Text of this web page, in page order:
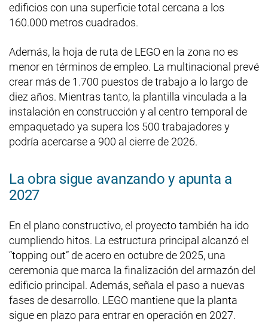
edificios con una superficie total cercana a los
160.000 metros cuadrados.
Además, la hoja de ruta de LEGO en la zona no es
menor en términos de empleo. La multinacional prevé
crear más de 1.700 puestos de trabajo a lo largo de
diez años. Mientras tanto, la plantilla vinculada a la
instalación en construcción y al centro temporal de
empaquetado ya supera los 500 trabajadores y
podría acercarse a 900 al cierre de 2026.
La obra sigue avanzando y apunta a
2027
En el plano constructivo, el proyecto también ha ido
cumpliendo hitos. La estructura principal alcanzó el
“topping out” de acero en octubre de 2025, una
ceremonia que marca la finalización del armazón del
edificio principal. Además, señala el paso a nuevas
fases de desarrollo. LEGO mantiene que la planta
sigue en plazo para entrar en operación en 2027.